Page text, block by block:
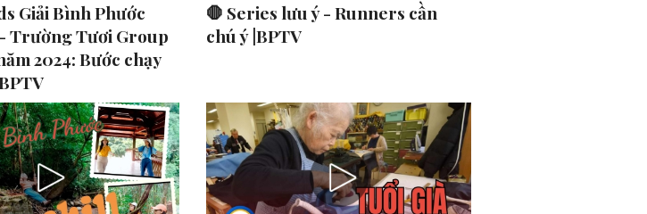
Giải Bình Phước
Trường Tươi Group
2024: Bước chạy
🛑 Series lưu ý - Runners cần
chú ý |BPTV